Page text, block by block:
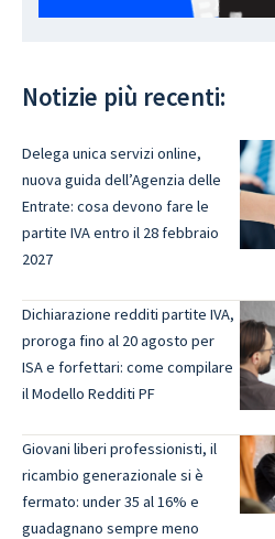
Notizie più recenti:
Delega unica servizi online,
nuova guida dell’Agenzia delle
Entrate: cosa devono fare le
partite IVA entro il 28 febbraio
2027
Dichiarazione redditi partite IVA,
proroga fino al 20 agosto per
ISA e forfettari: come compilare
il Modello Redditi PF
Giovani liberi professionisti, il
ricambio generazionale si è
fermato: under 35 al 16% e
guadagnano sempre meno